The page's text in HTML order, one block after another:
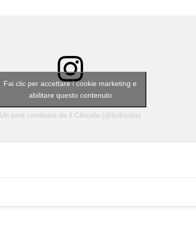
Un post condiviso da Il Cibicida (@ilcibicida)
Fai clic per accettare i cookie marketing e
abilitare questo contenuto